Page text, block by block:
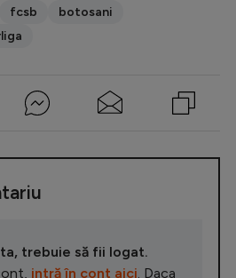
fcsb
botosani
trebuie să fii logat.
intră în cont aici . Daca